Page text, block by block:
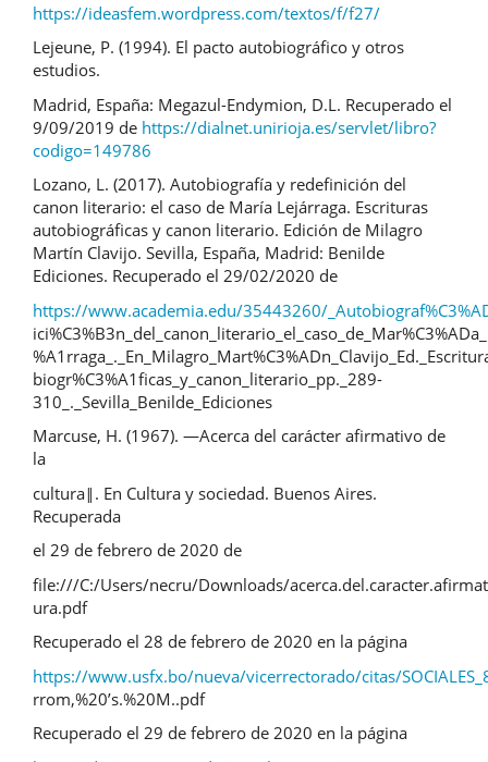
https://ideasfem.wordpress.com/textos/f/f27/
Lejeune, P. (1994). El pacto autobiográfico y otros
estudios.
Madrid, España: Megazul-Endymion, D.L. Recuperado el
9/09/2019 de https://dialnet.unirioja.es/servlet/libro?
codigo=149786
Lozano, L. (2017). Autobiografía y redefinición del
canon literario: el caso de María Lejárraga. Escrituras
autobiográficas y canon literario. Edición de Milagro
Martín Clavijo. Sevilla, España, Madrid: Benilde
Ediciones. Recuperado el 29/02/2020 de
https://www.academia.edu/35443260/
biogr%C3%A1ficas_y_canon_literario_pp._289-
310_._Sevilla_Benilde_Ediciones
Marcuse, H. (1967). ―Acerca del carácter afirmativo de
la
cultura‖. En Cultura y sociedad. Buenos Aires.
Recuperada
el 29 de febrero de 2020 de
file:///C:/Users/necru/Downloads/
ura.pdf
Recuperado el 28 de febrero de 2020 en la página
https://www.usfx.bo/nueva/vicerrectorado/citas/
rrom,%20ʼs.%20M..pdf
Recuperado el 29 de febrero de 2020 en la página